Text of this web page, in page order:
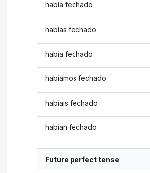
había fechado
habías fechado
había fechado
habíamos fechado
habíais fechado
habían fechado
Future perfect tense